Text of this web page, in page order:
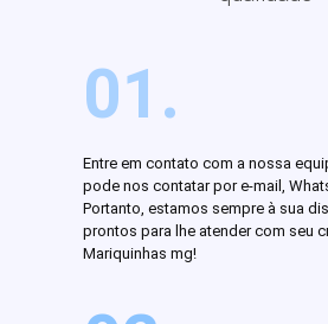
01.
Entre em contato com a nossa
pode nos contatar por e-mail,
Portanto, estamos sempre à sua
prontos para lhe atender com seu
Mariquinhas mg!